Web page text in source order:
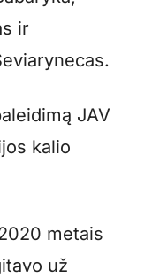
ir
JAV
kalio
metais
už